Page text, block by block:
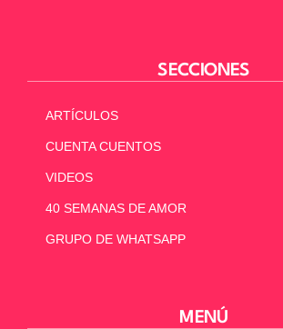
SECCIONES
ARTÍCULOS
CUENTA CUENTOS
VIDEOS
40 SEMANAS DE AMOR
GRUPO DE WHATSAPP
MENÚ